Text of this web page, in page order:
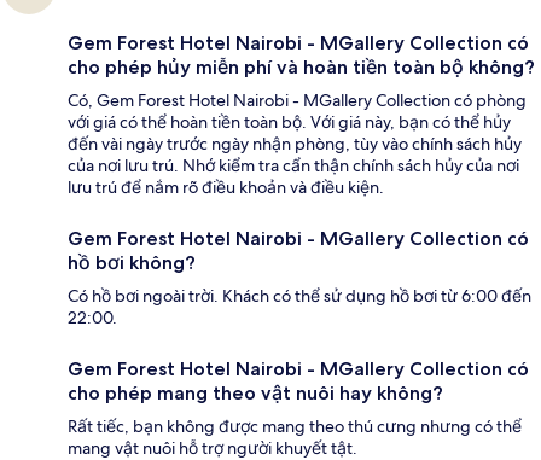
Gem Forest Hotel Nairobi - MGallery Collection có
cho phép hủy miễn phí và hoàn tiền toàn bộ không?
Có, Gem Forest Hotel Nairobi - MGallery Collection có phòng
với giá có thể hoàn tiền toàn bộ. Với giá này, bạn có thể hủy
đến vài ngày trước ngày nhận phòng, tùy vào chính sách hủy
của nơi lưu trú. Nhớ kiểm tra cẩn thận chính sách hủy của nơi
lưu trú để nắm rõ điều khoản và điều kiện.
Gem Forest Hotel Nairobi - MGallery Collection có
hồ bơi không?
Có hồ bơi ngoài trời. Khách có thể sử dụng hồ bơi từ 6:00 đến
22:00.
Gem Forest Hotel Nairobi - MGallery Collection có
cho phép mang theo vật nuôi hay không?
Rất tiếc, bạn không được mang theo thú cưng nhưng có thể
mang vật nuôi hỗ trợ người khuyết tật.